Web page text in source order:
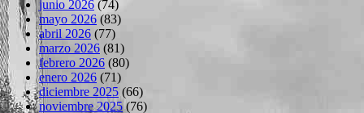
junio 2026 (74)
mayo 2026 (83)
abril 2026 (77)
marzo 2026 (81)
febrero 2026 (80)
enero 2026 (71)
diciembre 2025 (66)
noviembre 2025(76)